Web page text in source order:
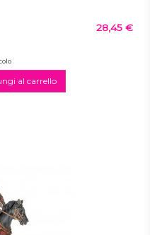
28,45 €
al carrello